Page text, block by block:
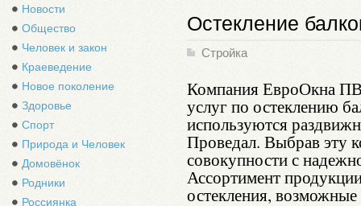
Новости
Общество
Человек и закон
Краеведение
Новое поколение
Здоровье
Спорт
Природа и Человек
Домовёнок
Родники
Россиянка
Остекление
Стройка
Компания ЕвроОкна
услуг по остеклению
используются
Проведал. Выбрав эту
совокупности с
Ассортимент
остекления,